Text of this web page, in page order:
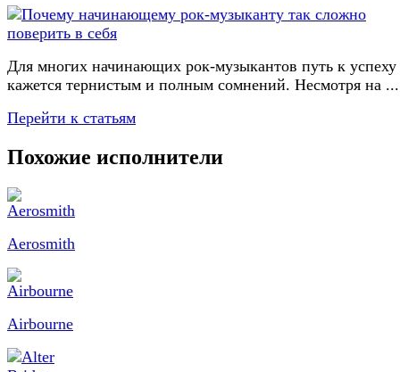
Для многих начинающих рок-музыкантов путь к успеху
кажется тернистым и полным сомнений. Несмотря на ...
Перейти к статьям
Похожие исполнители
Aerosmith
Airbourne